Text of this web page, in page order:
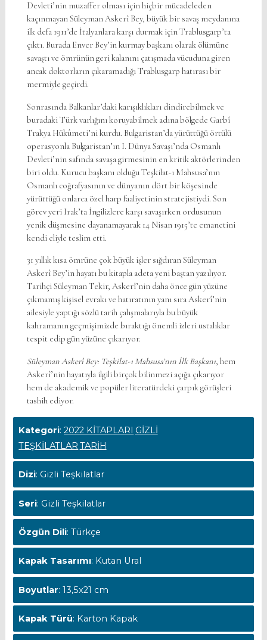
Devleti’nin muzaffer olması için hiçbir mücadeleden
kaçınmayan Süleyman Askerî Bey, büyük bir savaş meydanına
ilk defa 1911’de İtalyanlara karşı durmak için Trablusgarp’ta
çıktı. Burada Enver Bey’in kurmay başkanı olarak ölümüne
savaştı ve ömrünün geri kalanını çatışmada vücuduna giren
ancak doktorların çıkaramadığı Trablusgarp hatırası bir
mermiyle geçirdi.
Sonrasında Balkanlar’daki karışıklıkları dindirebilmek ve
buradaki Türk varlığını koruyabilmek adına bölgede Garbî
Trakya Hükûmeti’ni kurdu. Bulgaristan’da yürüttüğü örtülü
operasyonla Bulgaristan’ın I. Dünya Savaşı’nda Osmanlı
Devleti’nin safında savaşa girmesinin en kritik aktörlerinden
biri oldu. Kurucu başkanı olduğu Teşkilat-ı Mahsusa’nın
Osmanlı coğrafyasının ve dünyanın dört bir köşesinde
yürüttüğü onlarca özel harp faaliyetinin stratejistiydi. Son
görev yeri Irak’ta İngilizlere karşı savaşırken ordusunun
yenik düşmesine dayanamayarak 14 Nisan 1915’te emanetini
kendi eliyle teslim etti.
31 yıllık kısa ömrüne çok büyük işler sığdıran Süleyman
Askerî Bey’in hayatı bu kitapla adeta yeni baştan yazılıyor.
Tarihçi Süleyman Tekir, Askerî’nin daha önce gün yüzüne
çıkmamış kişisel evrakı ve hatıratının yanı sıra Askerî’nin
ailesiyle yaptığı sözlü tarih çalışmalarıyla bu büyük
kahramanın geçmişimizde bıraktığı önemli izleri ustalıklar
tespit edip gün yüzüne çıkarıyor.
Süleyman Askerî Bey: Teşkilat-ı Mahsusa’nın İlk Başkanı, hem
Askerî’nin hayatıyla ilgili birçok bilinmezi açığa çıkarıyor
hem de akademik ve popüler literatürdeki çarpık görüşleri
tashih ediyor.
Kategori:2022 KİTAPLARI GİZLİ
TEŞKİLATLAR TARİH
Dizi: Gizli Teşkilatlar
Seri: Gizli Teşkilatlar
Özgün Dili: Türkçe
Kapak Tasarımı: Kutan Ural
Boyutlar: 13,5x21 cm
Kapak Türü: Karton Kapak